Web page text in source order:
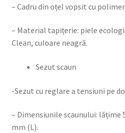
– Cadru din oțel vopsit cu
– Material tapițerie: piele
Clean, culoare neagră.
Sezut scaun
-Sezut cu reglare a tensiuni pe
– Dimensiunile scaunului: lățime
mm (L).